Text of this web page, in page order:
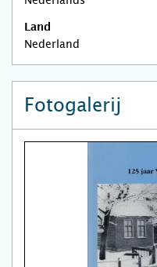
Land
Nederland
Fotogalerij